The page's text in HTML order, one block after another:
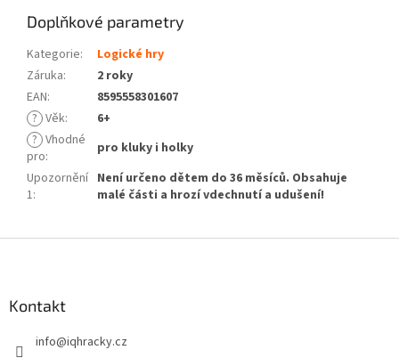
Doplňkové parametry
Kategorie:
Logické hry
Záruka:
2 roky
EAN:
8595558301607
? Věk:
6+
? Vhodné
pro:
pro kluky i holky
Upozornění
1:
Není určeno dětem do 36 měsíců. Obsahuje
malé části a hrozí vdechnutí a udušení!
Kontakt
info@iqhracky.cz